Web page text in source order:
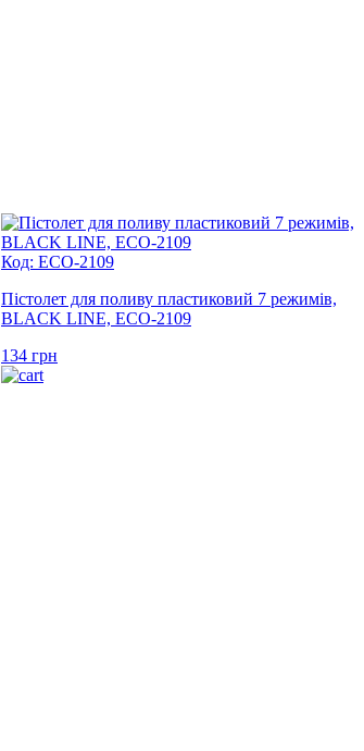
Код: ECO-2109
Пістолет для поливу пластиковий 7 режимів,
BLACK LINE, ECO-2109
134 грн